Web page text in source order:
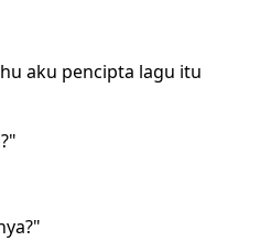
aku pencipta lagu itu